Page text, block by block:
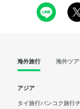
海外旅行 海外ツ
アジア
タイ旅行バンコク旅行